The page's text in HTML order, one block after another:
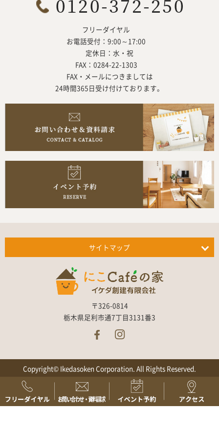
フリーダイヤル
お電話受付：9:00～17:00
定休日：水・祝
FAX：0284-22-1303
FAX・メールにつきましては
24時間365日受け付けております。
サイトマップ
〒326-0814
栃木県足利市通7丁目3131番3
Copyright© Ikedasoken Corporation. All Rights Reserved.